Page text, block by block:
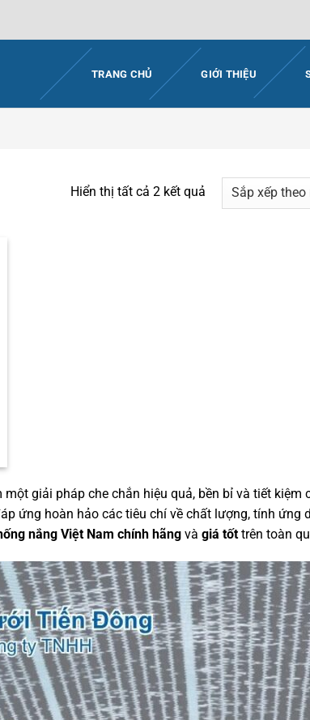
TRANG CHỦ GIỚI THIỆU
Hiển thị tất cả 2 kết quảĐã
sắp
giải pháp che chắn hiệu quả, bền bỉ và tiết kiệm
ứng hoàn hảo các tiêu chí về chất lượng, tính ứng
nắng Việt Nam chính hãng và giá tốt trên toàn